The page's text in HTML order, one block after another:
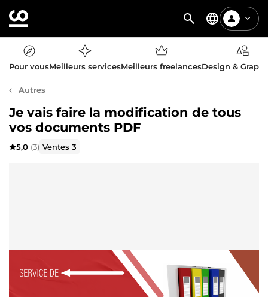
Pour vousMeilleurs servicesMeilleurs freelancesDesign &
Autres
Je vais faire la modification de tous
vos documents PDF
5,0 (3) Ventes3